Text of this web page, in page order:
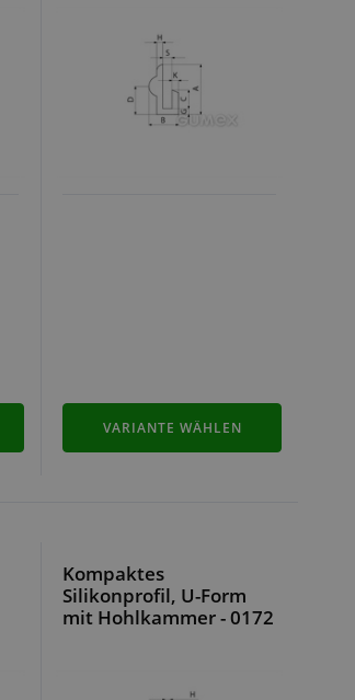
VARIANTE WÄHLEN
Kompaktes
Silikonprofil, U-Form
mit Hohlkammer - 0172